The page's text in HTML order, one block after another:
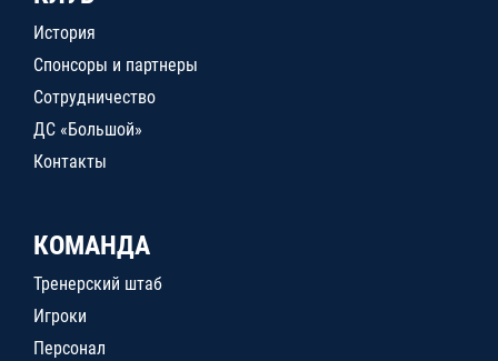
История
Спонсоры и партнеры
Сотрудничество
ДС «Большой»
Контакты
КОМАНДА
Тренерский штаб
Игроки
Персонал